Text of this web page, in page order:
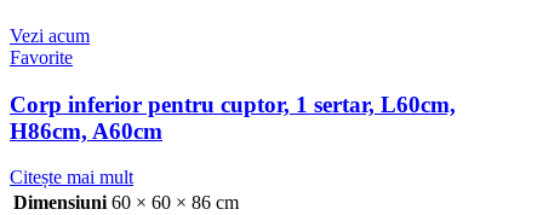
Vezi acum
Favorite
Corp inferior pentru cuptor, 1 sertar, L60cm,
H86cm, A60cm
Citește mai mult
Dimensiuni 60 × 60 × 86 cm